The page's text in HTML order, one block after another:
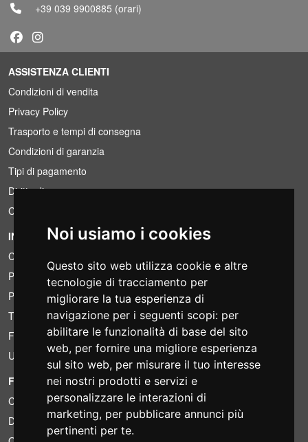
Noi usiamo i cookies
Questo sito web utilizza cookie e altre
tecnologie di tracciamento per
migliorare la tua esperienza di
navigazione per i seguenti scopi: per
abilitare le funzionalità di base del sito
web, per fornire una migliore esperienza
sul sito web, per misurare il tuo interesse
nei nostri prodotti e servizi e
personalizzare le interazioni di
marketing, per pubblicare annunci più
pertinenti per te.
+39 039 9900885 (orari)
ASSISTENZA CLIENTI
Condizioni di vendita
Privacy Policy
Trasporto e tempi di consegna
Condizioni di garanzia
Tipi di pagamento
Diritto di recesso
Condizioni IVA
INFORMAZIONI
Condizioni di noleggio
Preventivi
Pacchetti risparmio
Trovato a meno?
Finanziamento
Usato
FOTOCOLOMBO.IT
Chi siamo
Dove siamo